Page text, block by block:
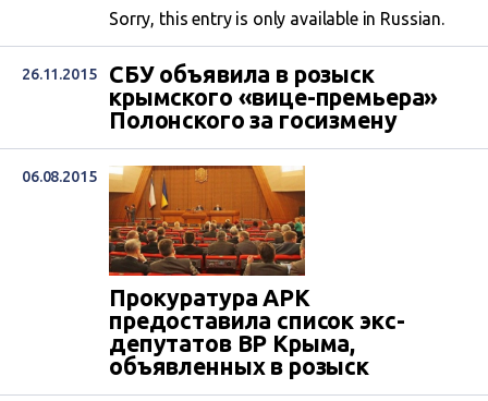
Sorry, this entry is only available in Russian.
26.11.2015
СБУ объявила в розыск
крымского «вице-премьера»
Полонского за госизмену
06.08.2015
Прокуратура АРК
предоставила список экс-
депутатов ВР Крыма,
объявленных в розыск